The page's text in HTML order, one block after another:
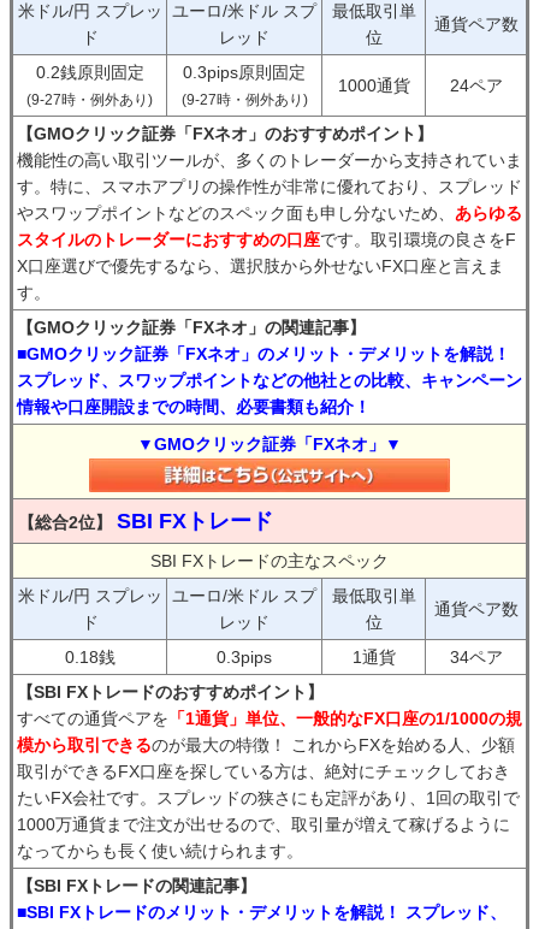
米ドル/円 スプレッ
ド
ユーロ/米ドル スプ
レッド
最低取引単
位
通貨ペア数
0.2銭原則固定
(9-27時・例外あり)
0.3pips原則固定
(9-27時・例外あり)
1000通貨 24ペア
【GMOクリック証券「FXネオ」のおすすめポイント】
機能性の高い取引ツールが、多くのトレーダーから支持されていま
す。特に、スマホアプリの操作性が非常に優れており、スプレッド
やスワップポイントなどのスペック面も申し分ないため、 あらゆる
スタイルのトレーダーにおすすめの口座です。取引環境の良さをF
X口座選びで優先するなら、選択肢から外せないFX口座と言えま
す。
【GMOクリック証券「FXネオ」の関連記事】
■GMOクリック証券「FXネオ」のメリット・デメリットを解説！
スプレッド、スワップポイントなどの他社との比較、キャンペーン
情報や口座開設までの時間、必要書類も紹介！
▼GMOクリック証券「FXネオ」▼
【総合2位】 SBI FXトレード
SBI FXトレードの主なスペック
米ドル/円 スプレッ
ド
ユーロ/米ドル スプ
レッド
最低取引単
位
通貨ペア数
0.18銭 0.3pips 1通貨
34ペア
【SBI FXトレードのおすすめポイント】
すべての通貨ペアを 「1通貨」単位、一般的なFX口座の1/1000の規
模から取引できるのが最大の特徴！ これからFXを始める人、少額
取引ができるFX口座を探している方は、絶対にチェックしておき
たいFX会社です。スプレッドの狭さにも定評があり、1回の取引で
1000万通貨まで注文が出せるので、取引量が増えて稼げるように
なってからも長く使い続けられます。
【SBI FXトレードの関連記事】
■SBI FXトレードのメリット・デメリットを解説！ スプレッド、